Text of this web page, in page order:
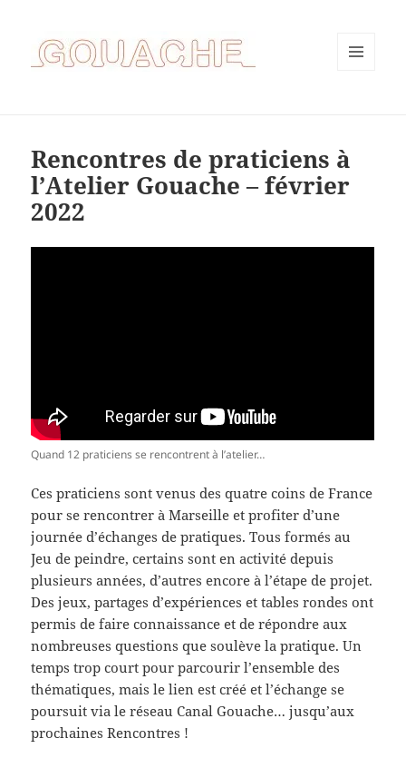
Rencontres de praticiens à
l’Atelier Gouache – février
2022
Quand 12 praticiens se rencontrent à l’atelier…
Ces praticiens sont venus des quatre coins de France
pour se rencontrer à Marseille et profiter d’une
journée d’échanges de pratiques. Tous formés au
Jeu de peindre, certains sont en activité depuis
plusieurs années, d’autres encore à l’étape de projet.
Des jeux, partages d’expériences et tables rondes ont
permis de faire connaissance et de répondre aux
nombreuses questions que soulève la pratique. Un
temps trop court pour parcourir l’ensemble des
thématiques, mais le lien est créé et l’échange se
poursuit via le réseau Canal Gouache… jusqu’aux
prochaines Rencontres !